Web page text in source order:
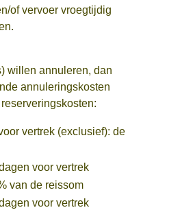
of vervoer vroegtijdig
willen annuleren, dan
annuleringskosten
vertrek (exclusief): de
voor vertrek
van de reissom
voor vertrek